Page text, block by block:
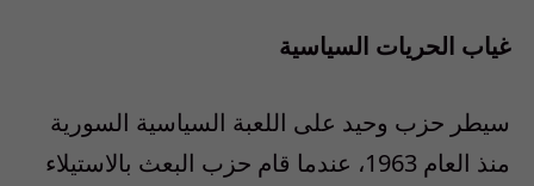
غياب الحريات السياسية
سيطر حزب وحيد على اللعبة السياسية السورية
منذ العام 1963، عندما قام حزب البعث بالاستيلاء